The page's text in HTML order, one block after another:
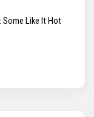
Some Like It Hot